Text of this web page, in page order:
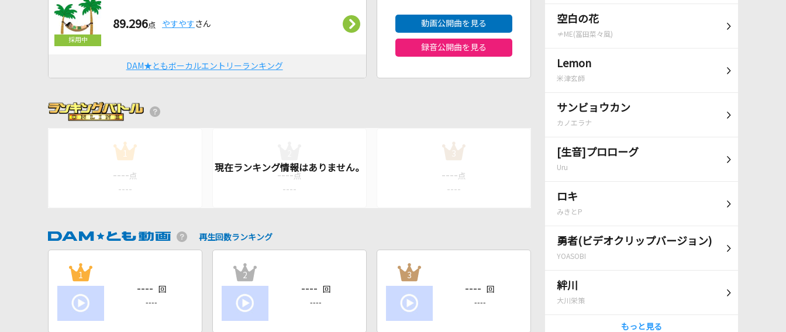
空白の花
≠ME(冨田菜々風)
Lemon
米津玄師
サンビョウカン
カノエラナ
[生音]プロローグ
Uru
ロキ
みきとP
勇者(ビデオクリップバージョン)
YOASOBI
絆川
大川栄策
もっと見る
89.296点 やすやす さん
DAM★ともボーカルエントリーランキング
動画公開曲を見る
録音公開曲を見る
1
---- 点
----
---- 点
----
3
---- 点
----
再生回数ランキング
1
---- 回
----
2
---- 回
----
3
---- 回
----